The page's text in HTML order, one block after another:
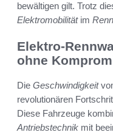
bewältigen gilt. Trotz
Elektromobilitätim
Elektro-
ohne
Die Geschwindigkeit
revolutionären
Diese Fahrzeuge
Antriebstechnik mit